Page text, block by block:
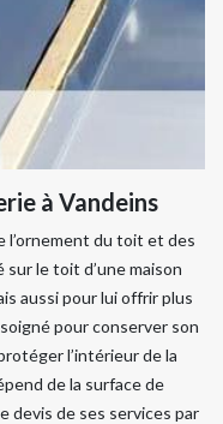
à Vandeins
l’ornement du toit et des
le toit d’une maison
aussi pour lui offrir plus
pour conserver son
l’intérieur de la
de la surface de
devis de ses services par